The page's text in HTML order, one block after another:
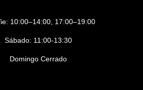
10:00–14:00, 17:00–19:00
Sábado: 11:00-13:30
Domingo Cerrado